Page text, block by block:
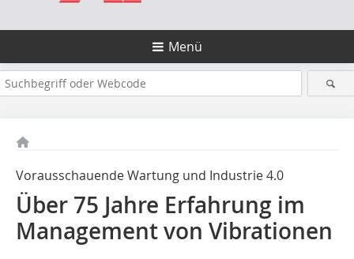
Menü
Vorausschauende Wartung und Industrie 4.0
Über 75 Jahre Erfahrung im
Management von Vibrationen